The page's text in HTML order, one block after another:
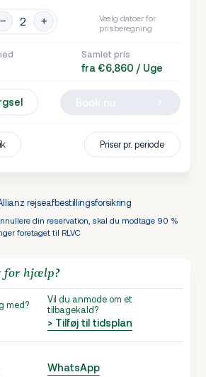
Vælg datoer for
prisberegning
Samlet pris
fra €6,860 / Uge
Priser pr. periode
rejseafbestillingsforsikring
din reservation, skal du modtage 90 %
foretaget til RLVC
for hjælp?
med?
Vil du anmode om et
tilbagekald?
> Tilføj til tidsplan
WhatsApp